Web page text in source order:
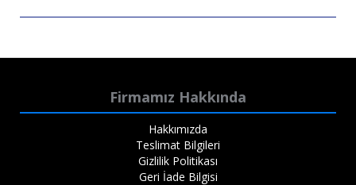
Firmamız Hakkında
Hakkımızda
Teslimat Bilgileri
Gizlilik Politikası
Geri İade Bilgisi